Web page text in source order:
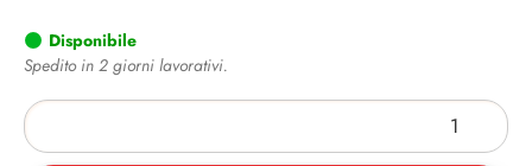
Disponibile
Spedito in 2 giorni lavorativi.